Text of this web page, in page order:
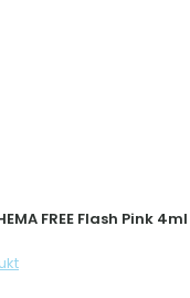
FREE Flash Pink 4ml